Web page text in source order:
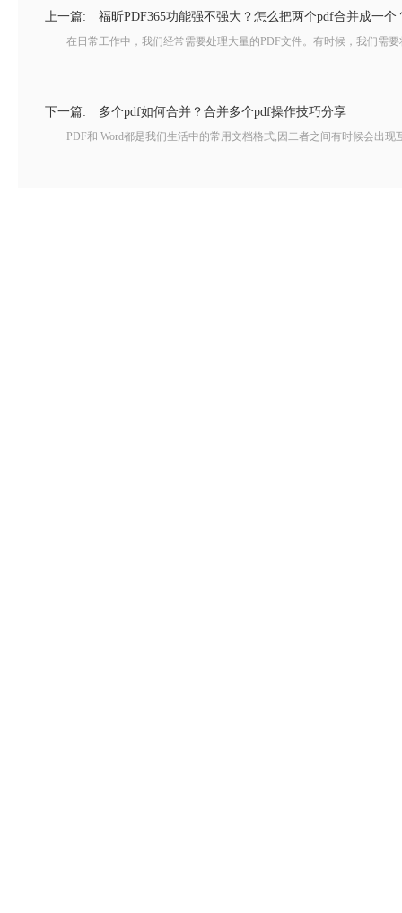
上一篇: 福昕PDF365功能强不强大？怎么把两个pdf合并成一个
在日常工作中，我们经常需要处理大量的PDF文件。有时候，我们需要
下一篇: 多个pdf如何合并？合并多个pdf操作技巧分享
PDF和 Word都是我们生活中的常用文档格式,因二者之间有时候会出现